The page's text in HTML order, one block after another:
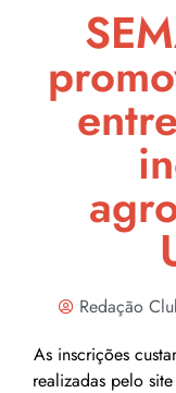
Redação
As inscrições
realizadas pelo